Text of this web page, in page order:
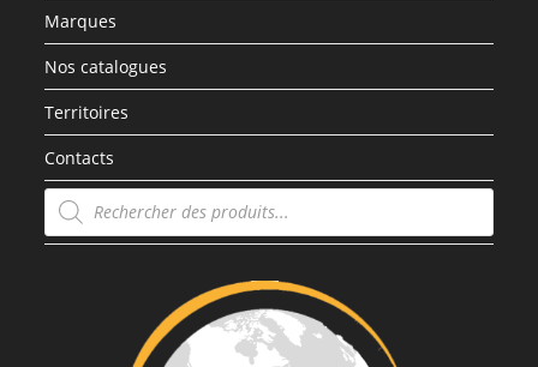
Marques
Nos catalogues
Territoires
Contacts
Recherche
de
produits